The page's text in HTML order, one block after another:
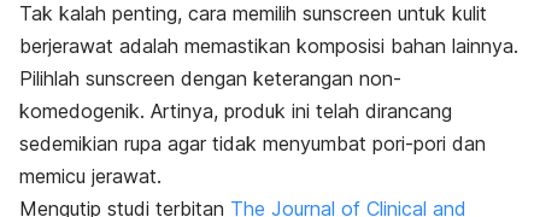
Tak kalah penting, cara memilih sunscreen untuk kulit
berjerawat adalah memastikan komposisi bahan lainnya.
Pilihlah sunscreen dengan keterangan non-
komedogenik. Artinya, produk ini telah dirancang
sedemikian rupa agar tidak menyumbat pori-pori dan
memicu jerawat.
Mengutip studi terbitan The Journal of Clinical and